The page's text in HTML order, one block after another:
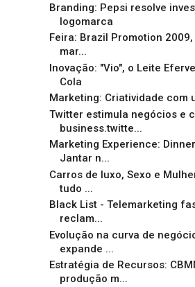
Branding: Pepsi resolve
logomarca
Feira: Brazil Promotion
mar...
Inovação: "Vio", o Leite
Cola
Marketing: Criatividade com
Twitter estimula negócios e
business.twitte...
Marketing Experience:
Jantar n...
Carros de luxo, Sexo e
tudo ...
Black List - Telemarketing
reclam...
Evolução na curva de
expande ...
Estratégia de Recursos:
produção m...